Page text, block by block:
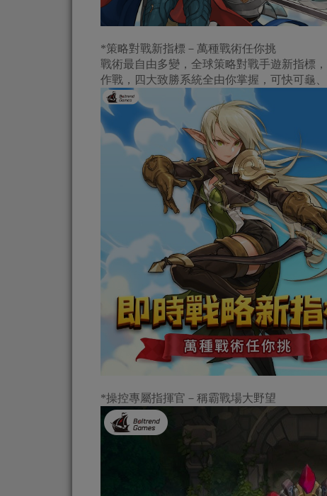
*策略對戰新指標－萬種戰術任你挑
戰術最自由多變，全球策略對戰手遊新指標
作戰，四大致勝系統全由你掌握，可快可龜
*操控專屬指揮官－稱霸戰場大野望